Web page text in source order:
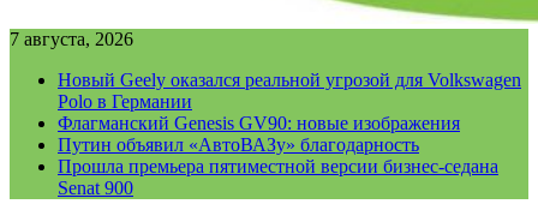
7 августа, 2026
Новый Geely оказался реальной угрозой для Volkswagen
Polo в Германии
Флагманский Genesis GV90: новые изображения
Путин объявил «АвтоВАЗу» благодарность
Прошла премьера пятиместной версии бизнес-седана
Senat 900